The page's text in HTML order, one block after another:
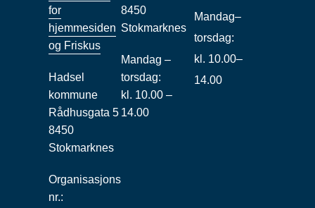
for
hjemmesiden
og Friskus
Hadsel
kommune
Rådhusgata 5
8450
Stokmarknes
Organisasjons
nr.:
8450
Stokmarknes
Mandag –
torsdag:
kl. 10.00 –
14.00
Mandag–
torsdag:
kl. 10.00–
14.00